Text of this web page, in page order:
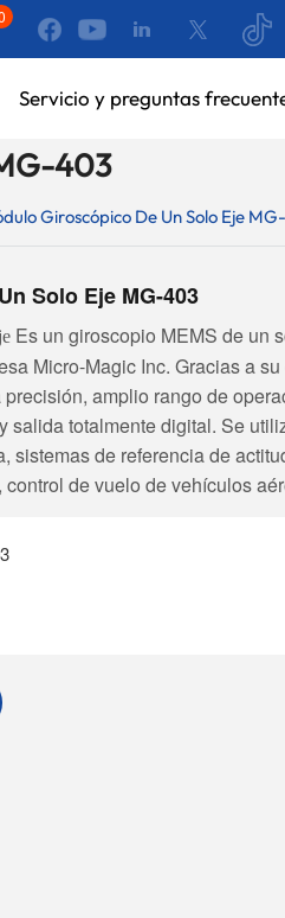
Servicio y preguntas
403
Giroscópico De Un Solo Eje
Solo Eje MG-403
Es un giroscopio MEMS de un
Micro-Magic Inc. Gracias a
amplio rango de
salida totalmente digital. Se
sistemas de referencia de
de vuelo de vehículos